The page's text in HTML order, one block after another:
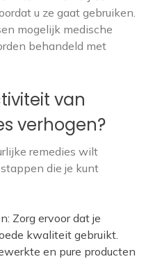
u ze gaat gebruiken.
mogelijk medische
behandeld met
van
verhogen?
remedies wilt
die je kunt
Zorg ervoor dat je
kwaliteit gebruikt.
en pure producten